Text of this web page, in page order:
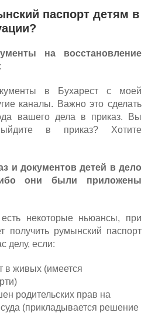
паспорт детям в
на восстановление
:
в Бухарест с моей
каналы. Важно это сделать
вашего дела в приказ. Вы
в приказ? Хотите
и документов детей в дело
они были приложены
некоторые ньюансы, при
получить румынский паспорт
делу, если:
в живых (имеется
родительских прав на
(прикладывается решение